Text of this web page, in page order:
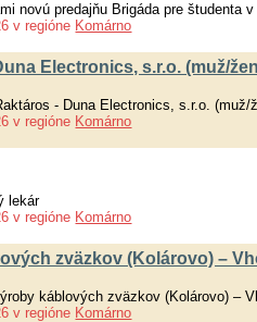
novú predajňu Brigáda pre študenta
v regióne Komárno
Electronics, s.r.o. (muž/
- Duna Electronics, s.r.o. (muž/
v regióne Komárno
lekár
v regióne Komárno
zväzkov (Kolárovo) –
káblových zväzkov (Kolárovo) –
v regióne Komárno